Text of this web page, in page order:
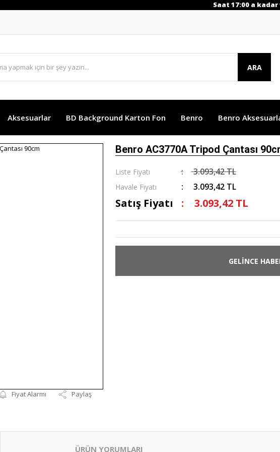
Saat 17:00 a kadar
ARA
Aksesuarlar BD Background Karton Fon Benro Benro
Fiyat Alarmı Paylaş
Benro AC3770A Tripod Çantası
Liste Fiyatı 3.093,42 TL
Havale Fiyatı 3.093,42 TL
Satış Fiyatı 3.093,42 TL
GELİNCE
ÜRÜN YORUMLARI